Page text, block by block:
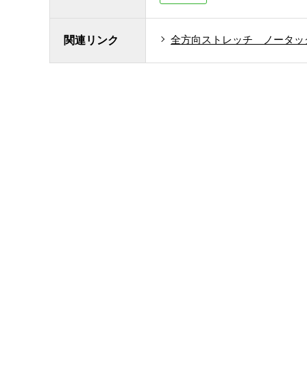
関連リンク 全方向ストレッチ ノータ